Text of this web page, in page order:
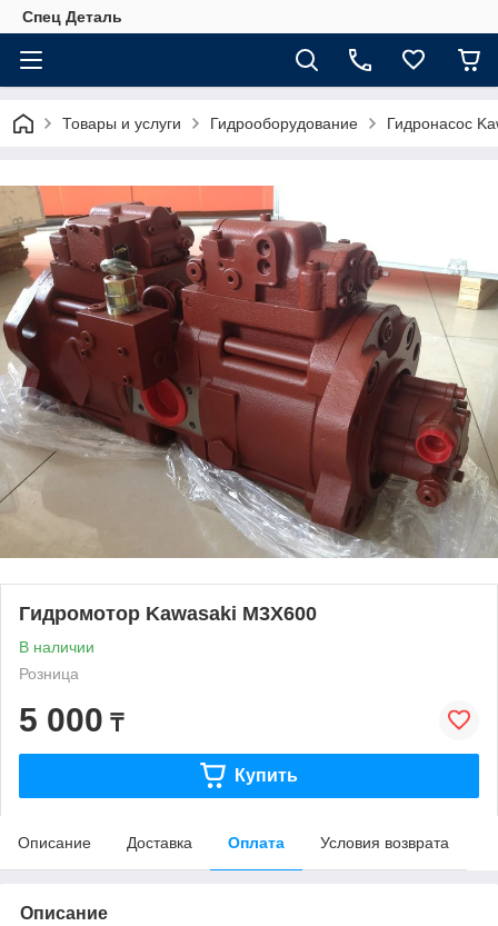
Спец Деталь
Товары и услуги Гидрооборудование Гидронасос
Гидромотор Kawasaki M3X600
В наличии
Розница
5 000 ₸
Купить
Описание Доставка Оплата Условия возврата
Описание